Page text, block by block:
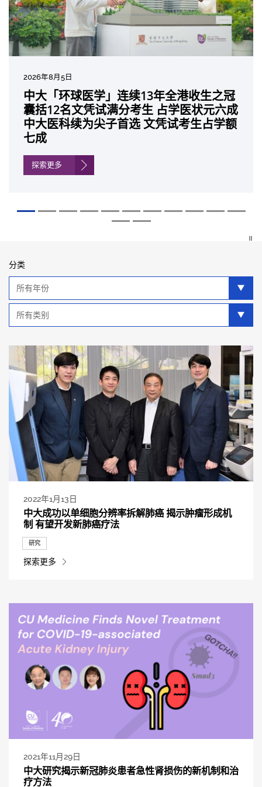
2026年8月5日
中大「环球医学」连续13年全港收生之冠
囊括12名文凭试满分考生 占学医状元六成
中大医科续为尖子首选 文凭试考生占学额
七成
探索更多
2026年7月10日
中大研发「AI-OCT」系统助测糖尿黄斑水
肿 假阳性转介个案锐减六成 缩短患者轮
候诊症时间
2026年7月10日
中大黄秀娟教授获颁中国工程界最高荣誉
「光华工程科技奖」 成为今届医药衞生领
域唯一香港学者
2026年7月7日
中大新设「香港中文大学凤凰奖学金」嘉
许公开试状元 鼓励学医状元走出课堂放眼
世界 装备21世纪妙手仁医
2026年6月29日
中大全新一站式PGT-Plus方案 精准辨识
传统检测中复杂基因异常「盲点」 降低人
工受孕流产及异常妊娠风险
2026年6月22日
中大发现青光眼治疗新靶点 小鼠实验证实
可恢复七成视力 有助开创崭新神经保护疗
法
2026年6月17日
中大成功拆解肝癌免疫治疗耐药性机制 揭
一种免疫细胞具「除废喂食」新功能助癌
细胞耐药性
2026年6月10日
中大与多名全球专家共同牵头跨国肺癌研
究 逾半晚期ALK阳性肺癌病人七年无恶化
因特定基因异常而引起的肺癌有望变成
「慢性病」 患者可与病共存
探索更多
2026年6月5日
中大教授陈重娥获颁「清野裕杰出领袖
奖」 成为本港首名学者荣膺亚洲糖尿病教
研最高荣誉
2026年6月2日
中大汇聚逾200位区域专家 探讨私人医疗
保险如何推动全民健康覆盖
探索更多
2026年5月19日
中大张源津医生成首位亚洲研究员 荣获国
际泌尿科权威奖项John K. Lattimer 讲座
奖
2026年5月14日
中大取得「从实验室到临床应用」研究突
破 初步证实GLP-1药物可改善严重中风康
复情况
分类
类
类
2022年1月13日
中大成功以单细胞分辨率拆解肺癌 揭示肿瘤形成机
制 有望开发新肺癌疗法
研究
探索更多
2021年11月29日
中大研究揭示新冠肺炎患者急性肾损伤的新机制和治
疗方法